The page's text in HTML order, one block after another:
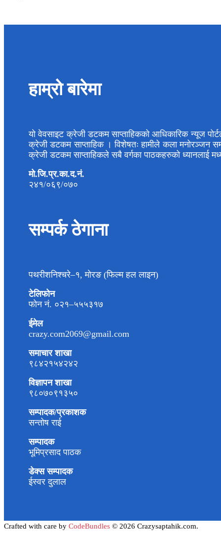
हाम्रो बारेमा
यो वेवसाइट क्रेजी डटकम साप्ताहिकको आधिकारिक न्यूज
क्रेजी डटकम साप्ताहिक । विशेषतः हामीले कला मनोरञ्जन
क्रेजी डटकम साप्ताहिकले सबै वर्गका पाठकहरुको ध्यानलाई
मो.जि.प्र.का.द.नं.
२४१/०६९/०७०
सम्पर्क ठेगाना
पथरीशनिश्चरे–१, मोरङ (फिल्म हल लाइन)
टेलिफोन
फोन नं. ०२१–५५५३१७
ईमेल
crazy.com2069@gmail.com
समाचार शाखा
९८४२१५४२४२
विज्ञापन शाखा
९८०७०९१३५०
सम्पादक/प्रकाशक
सन्तोष राई
सम्पादक
भूमिप्रसाद पाठक
डेक्स सम्पादक
ईस्वर दुलाल
Crafted with care by CodeBundles © 2026 Crazysaptahik.com.